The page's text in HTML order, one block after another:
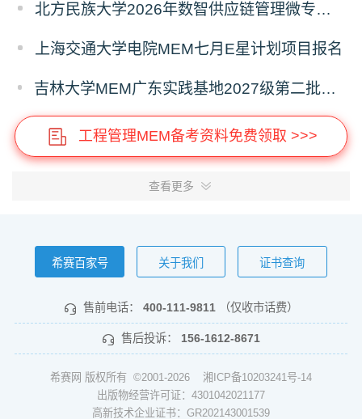
北方民族大学2026年数智供应链管理微专业招生简章
上海交通大学电院MEM七月E星计划项目报名
吉林大学MEM广东实践基地2027级第二批次预审面试启动
工程管理MEM备考资料免费领取 >>>
查看更多
希赛百家号 关于我们 证书查询
售前电话： 400-111-9811 （仅收市话费）
售后投诉： 156-1612-8671
希赛网 版权所有 ©2001-2026 湘ICP备10203241号-14
出版物经营许可证：4301042021177
高新技术企业证书：GR202143001539